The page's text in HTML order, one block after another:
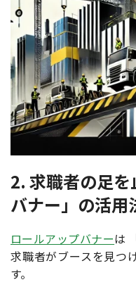
2. 求職者の足
バナー」の活用
ロールアップバナーは
求職者がブースを見つ
す。